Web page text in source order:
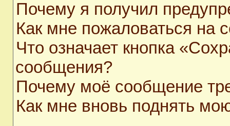
Почему я получил
Как мне пожаловаться на
Что означает кнопка
сообщения?
Почему моё сообщение
Как мне вновь поднять